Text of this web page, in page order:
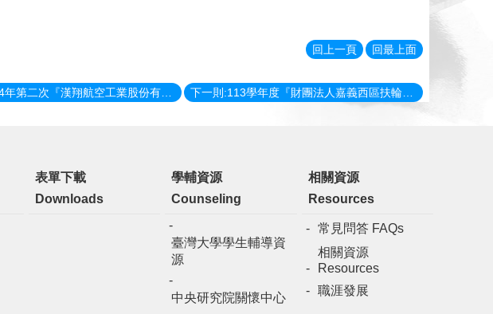
回上一頁 回最上面
上一則:114年第二次『漢翔航空工業股份有限公司「碩博士獎學金」』 下一則:113學年度『財團法人嘉義西區扶輪社教育事務基金會第20屆獎學金』
表單下載
Downloads
學輔資源
Counseling
臺灣大學學生輔導資
源
中央研究院關懷中心
相關資源
Resources
常見問答 FAQs
相關資源
Resources
職涯發展